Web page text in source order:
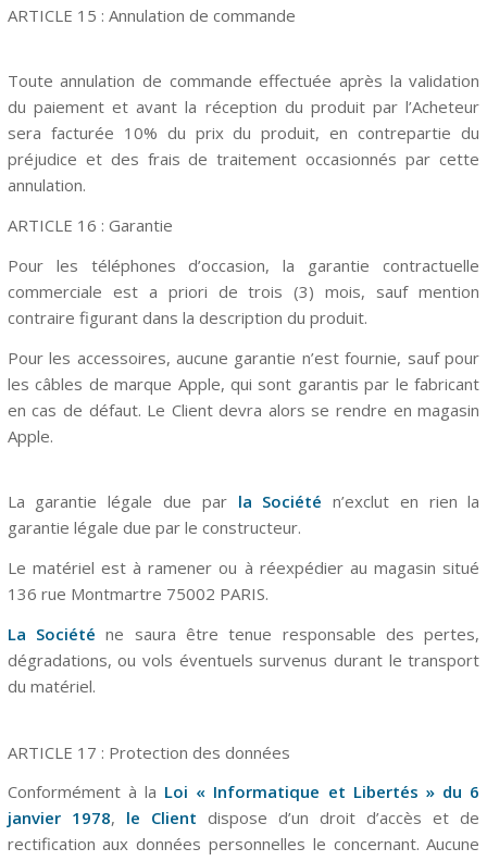
ARTICLE 15 : Annulation de commande
Toute annulation de commande effectuée après la validation
du paiement et avant la réception du produit par l’Acheteur
sera facturée 10% du prix du produit, en contrepartie du
préjudice et des frais de traitement occasionnés par cette
annulation.
ARTICLE 16 : Garantie
Pour les téléphones d’occasion, la garantie contractuelle
commerciale est a priori de trois (3) mois, sauf mention
contraire figurant dans la description du produit.
Pour les accessoires, aucune garantie n’est fournie, sauf pour
les câbles de marque Apple, qui sont garantis par le fabricant
en cas de défaut. Le Client devra alors se rendre en magasin
Apple.
La garantie légale due par la Société n’exclut en rien la
garantie légale due par le constructeur.
Le matériel est à ramener ou à réexpédier au magasin situé
136 rue Montmartre 75002 PARIS.
La Société ne saura être tenue responsable des pertes,
dégradations, ou vols éventuels survenus durant le transport
du matériel.
ARTICLE 17 : Protection des données
Conformément à la Loi « Informatique et Libertés » du 6
janvier 1978, le Client dispose d’un droit d’accès et de
rectification aux données personnelles le concernant. Aucune